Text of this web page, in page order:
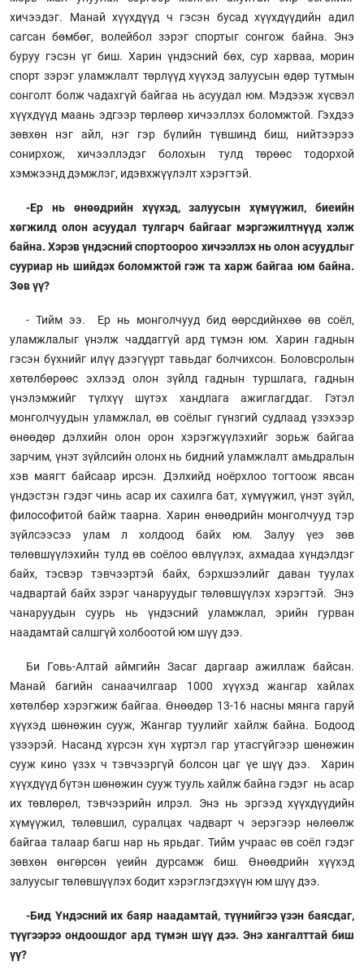
хичээдэг. Манай хүүхдүүд ч гэсэн бусад хүүхдүүдийн адил
сагсан бөмбөг, волейбол зэрэг спортыг сонгож байна. Энэ
буруу гэсэн үг биш. Харин үндэсний бөх, сур харваа, морин
спорт зэрэг уламжлалт төрлүүд хүүхэд залуусын өдөр тутмын
сонголт болж чадахгүй байгаа нь асуудал юм. Мэдээж хүсвэл
хүүхдүүд маань эдгээр төрлөөр хичээллэх боломжтой. Гэхдээ
зөвхөн нэг айл, нэг гэр бүлийн түвшинд биш, нийтээрээ
сонирхож, хичээллэдэг болохын тулд төрөөс тодорхой
хэмжээнд дэмжлэг, идэвхжүүлэлт хэрэгтэй.
-Ер нь өнөөдрийн хүүхэд, залуусын хүмүүжил, биеийн
хөгжилд олон асуудал тулгарч байгааг мэргэжилтнүүд хэлж
байна. Хэрэв үндэсний спортоороо хичээллэх нь олон асуудлыг
сууриар нь шийдэх боломжтой гэж та харж байгаа юм байна.
Зөв үү?
- Тийм ээ. Ер нь монголчууд бид өөрсдийнхөө өв соёл,
уламжлалыг үнэлж чаддаггүй ард түмэн юм. Харин гаднын
гэсэн бүхнийг илүү дээгүүрт тавьдаг болчихсон. Боловсролын
хөтөлбөрөөс эхлээд олон зүйлд гаднын туршлага, гаднын
үнэлэмжийг түлхүү шүтэх хандлага ажиглагддаг. Гэтэл
монголчуудын уламжлал, өв соёлыг гүнзгий судлаад үзэхээр
өнөөдөр дэлхийн олон орон хэрэгжүүлэхийг зорьж байгаа
зарчим, үнэт зүйлсийн олонх нь бидний уламжлалт амьдралын
хэв маягт байсаар ирсэн. Дэлхийд ноёрхлоо тогтоож явсан
үндэстэн гэдэг чинь асар их сахилга бат, хүмүүжил, үнэт зүйл,
философитой байж таарна. Харин өнөөдрийн монголчууд тэр
зүйлсээсээ улам л холдоод байх юм. Залуу үеэ зөв
төлөвшүүлэхийн тулд өв соёлоо өвлүүлэх, ахмадаа хүндэлдэг
байх, тэсвэр тэвчээртэй байх, бэрхшээлийг даван туулах
чадвартай байх зэрэг чанаруудыг төлөвшүүлэх хэрэгтэй. Энэ
чанаруудын суурь нь үндэсний уламжлал, эрийн гурван
наадамтай салшгүй холбоотой юм шүү дээ.
Би Говь-Алтай аймгийн Засаг даргаар ажиллаж байсан.
Манай багийн санаачилгаар 1000 хүүхэд жангар хайлах
хөтөлбөр хэрэгжиж байгаа. Өнөөдөр 13-16 насны мянга гаруй
хүүхэд шөнөжин сууж, Жангар туулийг хайлж байна. Бодоод
үзээрэй. Насанд хүрсэн хүн хүртэл гар утасгүйгээр шөнөжин
сууж кино үзэх ч тэвчээргүй болсон цаг үе шүү дээ. Харин
хүүхдүүд бүтэн шөнөжин сууж тууль хайлж байна гэдэг нь асар
их төвлөрөл, тэвчээрийн илрэл. Энэ нь эргээд хүүхдүүдийн
хүмүүжил, төлөвшил, суралцах чадварт ч эерэгээр нөлөөлж
байгаа талаар багш нар нь ярьдаг. Тийм учраас өв соёл гэдэг
зөвхөн өнгөрсөн үеийн дурсамж биш. Өнөөдрийн хүүхэд
залуусыг төлөвшүүлэх бодит хэрэглэгдэхүүн юм шүү дээ.
-Бид Үндэсний их баяр наадамтай, түүнийгээ үзэн баясдаг,
түүгээрээ ондоошдог ард түмэн шүү дээ. Энэ хангалттай биш
үү?